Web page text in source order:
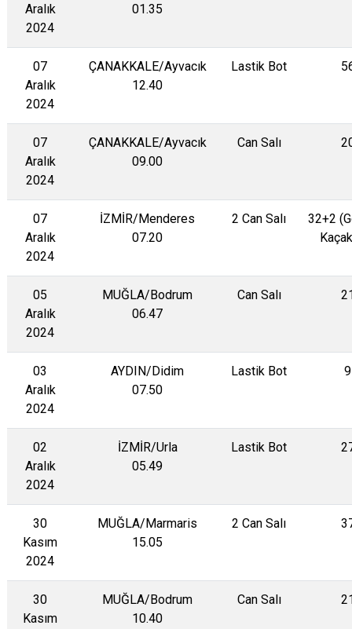
Aralık
2024
01.35
07
Aralık
2024
ÇANAKKALE/Ayvacık
12.40
Lastik Bot
07
Aralık
2024
ÇANAKKALE/Ayvacık
09.00
Can Salı
07
Aralık
2024
İZMİR/Menderes
07.20
2 Can Salı
32+2
05
Aralık
2024
MUĞLA/Bodrum
06.47
Can Salı
03
Aralık
2024
AYDIN/Didim
07.50
Lastik Bot 9
02
Aralık
2024
İZMİR/Urla
05.49
Lastik Bot
30
Kasım
2024
MUĞLA/Marmaris
15.05
2 Can Salı
30
Kasım
MUĞLA/Bodrum
10.40
Can Salı